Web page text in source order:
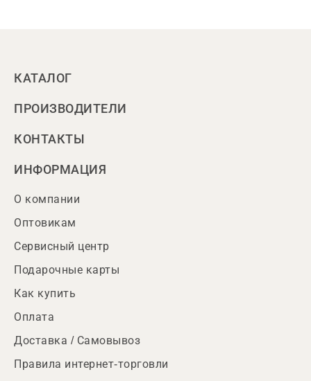
КАТАЛОГ
ПРОИЗВОДИТЕЛИ
КОНТАКТЫ
ИНФОРМАЦИЯ
О компании
Оптовикам
Сервисный центр
Подарочные карты
Как купить
Оплата
Доставка / Самовывоз
Правила интернет-торговли